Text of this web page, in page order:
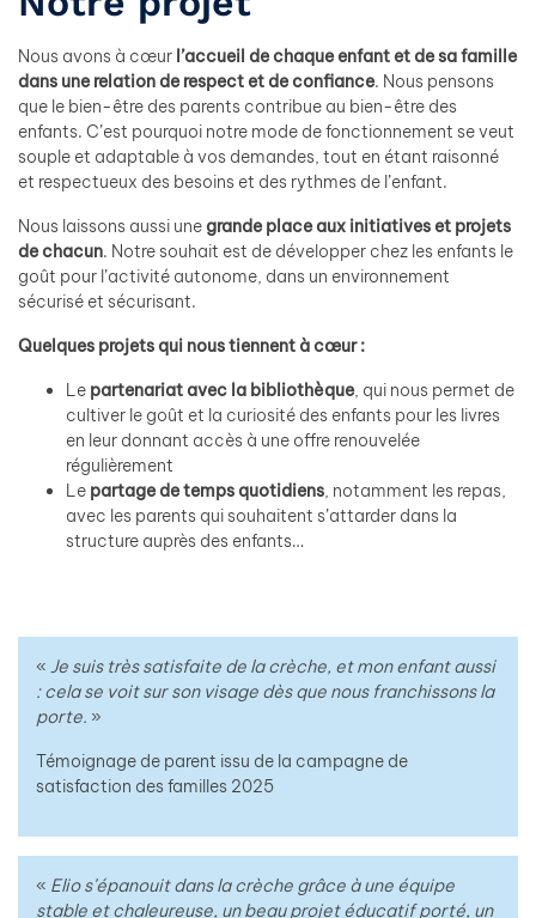
Nous avons à cœur l’accueil de chaque enfant et de sa famille
dans une relation de respect et de confiance. Nous pensons
que le bien-être des parents contribue au bien-être des
enfants. C’est pourquoi notre mode de fonctionnement se veut
souple et adaptable à vos demandes, tout en étant raisonné
et respectueux des besoins et des rythmes de l’enfant.
Nous laissons aussi une grande place aux initiatives et projets
de chacun. Notre souhait est de développer chez les enfants le
goût pour l’activité autonome, dans un environnement
sécurisé et sécurisant.
Quelques projets qui nous tiennent à cœur :
Le partenariat avec la bibliothèque, qui nous permet de
cultiver le goût et la curiosité des enfants pour les livres
en leur donnant accès à une offre renouvelée
régulièrement
Le partage de temps quotidiens, notamment les repas,
avec les parents qui souhaitent s’attarder dans la
structure auprès des enfants…
« Je suis très satisfaite de la crèche, et mon enfant aussi
: cela se voit sur son visage dès que nous franchissons la
porte. »
Témoignage de parent issu de la campagne de
satisfaction des familles 2025
« Elio s’épanouit dans la crèche grâce à une équipe
stable et chaleureuse, un beau projet éducatif porté, un